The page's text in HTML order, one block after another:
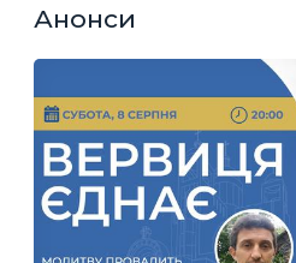
Анонси